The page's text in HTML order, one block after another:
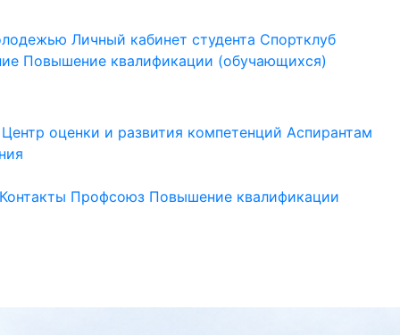
Личный кабинет студента Спортклуб
Повышение квалификации (обучающихся)
Центр оценки и развития компетенций Аспирантам
Контакты Профсоюз Повышение квалификации